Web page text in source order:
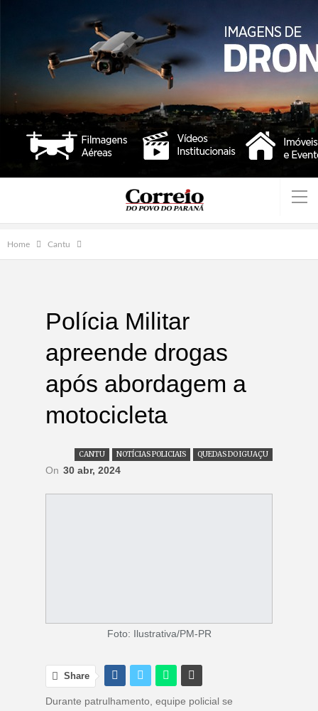
Home Cantu
Polícia Militar
apreende drogas
após abordagem a
motocicleta
CANTU NOTÍCIAS POLICIAIS QUEDAS DO IGUAÇU
On 30 abr, 2024
Foto: Ilustrativa/PM-PR
Share
Durante patrulhamento, equipe policial se